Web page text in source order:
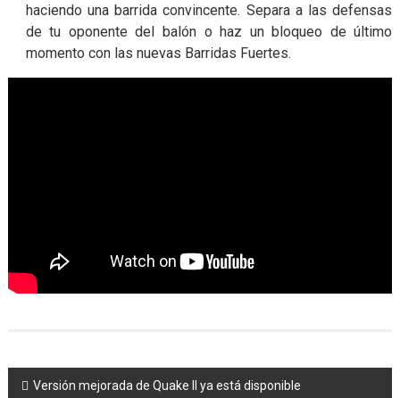
haciendo una barrida convincente. Separa a las defensas
de tu oponente del balón o haz un bloqueo de último
momento con las nuevas Barridas Fuertes.
Navegación
Versión mejorada de Quake II ya está disponible